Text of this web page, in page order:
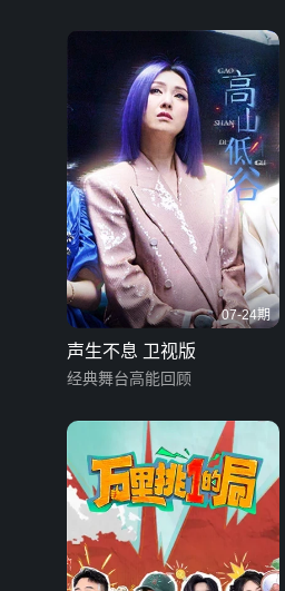
07-24期
声生不息 卫视版
经典舞台高能回顾